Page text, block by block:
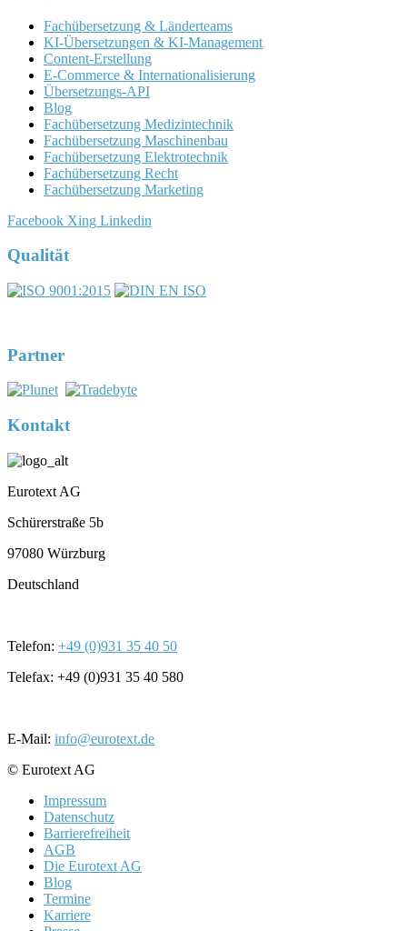
Fachübersetzung & Länderteams
KI-Übersetzungen & KI-Management
Content-Erstellung
E-Commerce & Internationalisierung
Übersetzungs-API
Blog
Fachübersetzung Medizintechnik
Fachübersetzung Maschinenbau
Fachübersetzung Elektrotechnik
Fachübersetzung Recht
Fachübersetzung Marketing
Facebook Xing Linkedin
Qualität
Partner
Kontakt
Eurotext AG
Schürerstraße 5b
97080 Würzburg
Deutschland
Telefon: +49 (0)931 35 40 50
Telefax: +49 (0)931 35 40 580
E-Mail: info@eurotext.de
© Eurotext AG
Impressum
Datenschutz
Barrierefreiheit
AGB
Die Eurotext AG
Blog
Termine
Karriere